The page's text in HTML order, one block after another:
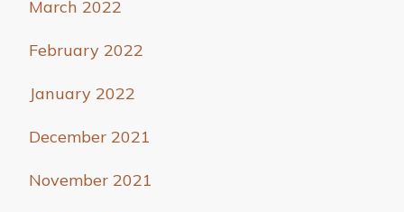
March 2022
February 2022
January 2022
December 2021
November 2021